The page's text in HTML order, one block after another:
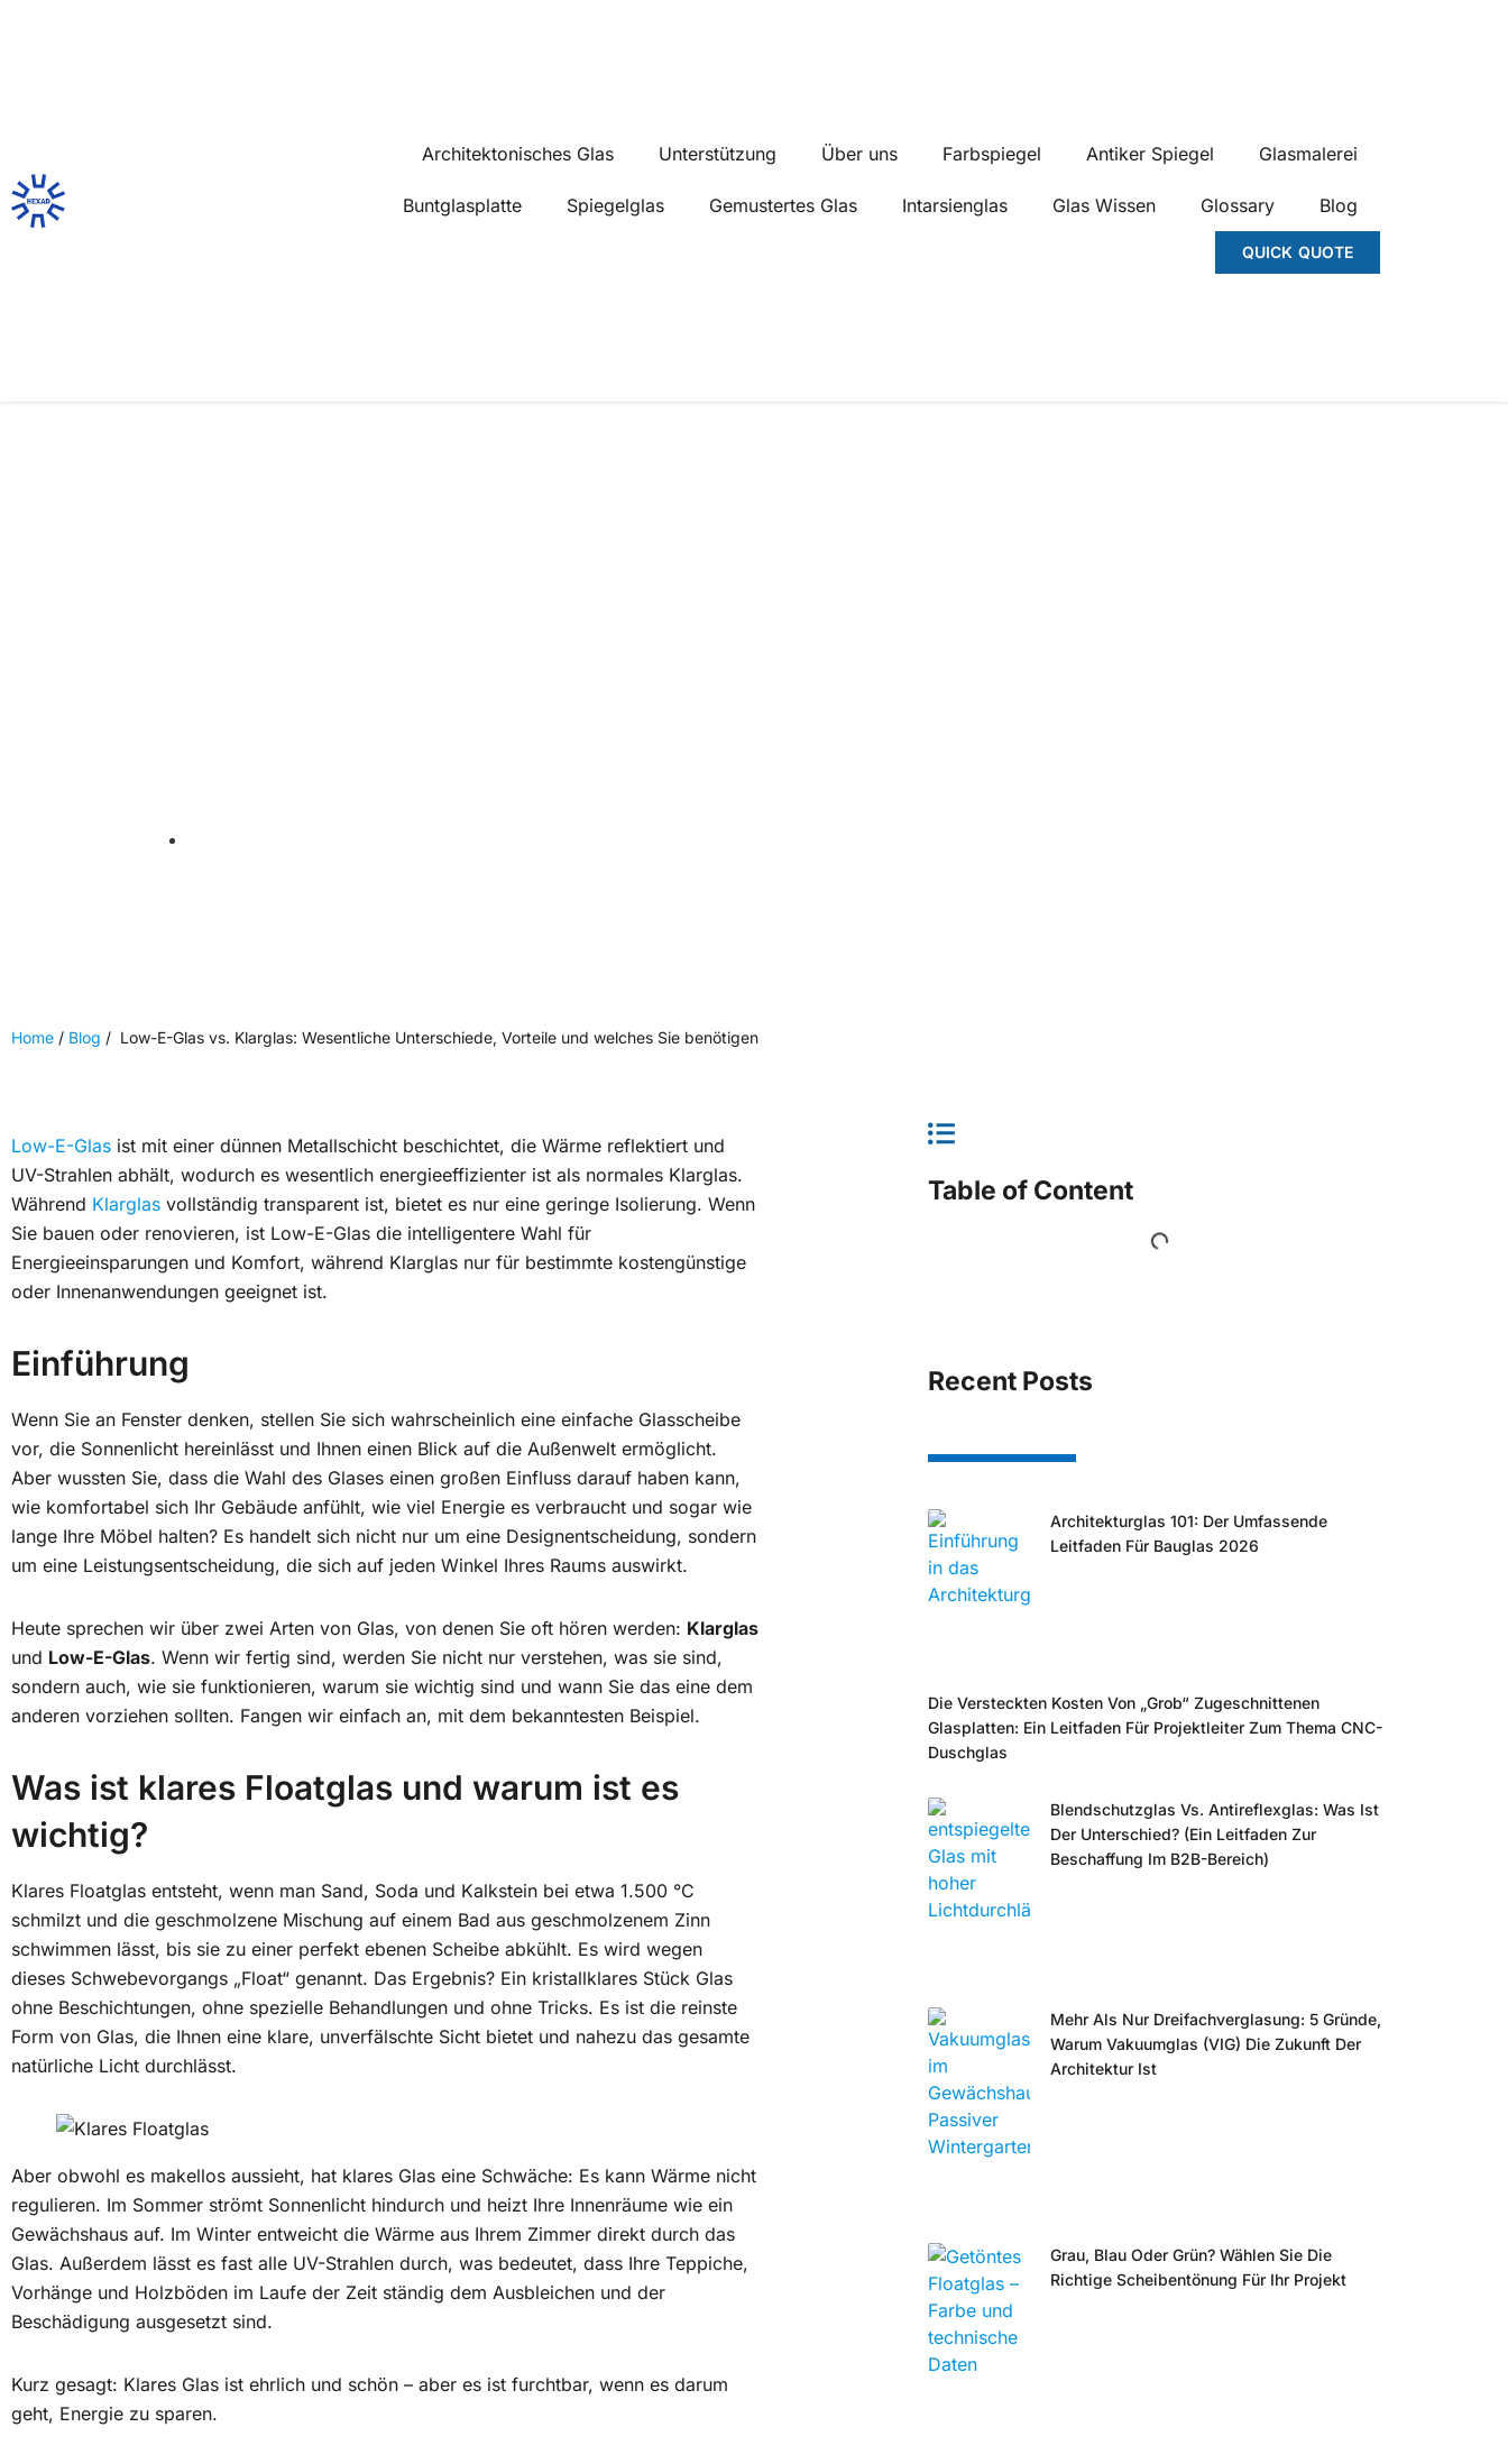
Architektonisches Glas Unterstützung Über uns Farbspiegel Antiker Spiegel Glasmalerei
Buntglasplatte Spiegelglas Gemustertes Glas Intarsienglas Glas Wissen Glossary Blog
QUICK QUOTE
Home / Blog / Low-E-Glas vs. Klarglas: Wesentliche Unterschiede, Vorteile und welches Sie benötigen
Low-E-Glas ist mit einer dünnen Metallschicht beschichtet, die Wärme reflektiert und
UV-Strahlen abhält, wodurch es wesentlich energieeffizienter ist als normales Klarglas.
Während Klarglas vollständig transparent ist, bietet es nur eine geringe Isolierung. Wenn
Sie bauen oder renovieren, ist Low-E-Glas die intelligentere Wahl für
Energieeinsparungen und Komfort, während Klarglas nur für bestimmte kostengünstige
oder Innenanwendungen geeignet ist.
Einführung
Wenn Sie an Fenster denken, stellen Sie sich wahrscheinlich eine einfache Glasscheibe
vor, die Sonnenlicht hereinlässt und Ihnen einen Blick auf die Außenwelt ermöglicht.
Aber wussten Sie, dass die Wahl des Glases einen großen Einfluss darauf haben kann,
wie komfortabel sich Ihr Gebäude anfühlt, wie viel Energie es verbraucht und sogar wie
lange Ihre Möbel halten? Es handelt sich nicht nur um eine Designentscheidung, sondern
um eine Leistungsentscheidung, die sich auf jeden Winkel Ihres Raums auswirkt.
Heute sprechen wir über zwei Arten von Glas, von denen Sie oft hören werden: Klarglas
und Low-E-Glas. Wenn wir fertig sind, werden Sie nicht nur verstehen, was sie sind,
sondern auch, wie sie funktionieren, warum sie wichtig sind und wann Sie das eine dem
anderen vorziehen sollten. Fangen wir einfach an, mit dem bekanntesten Beispiel.
Was ist klares Floatglas und warum ist es
wichtig?
Klares Floatglas entsteht, wenn man Sand, Soda und Kalkstein bei etwa 1.500 °C
schmilzt und die geschmolzene Mischung auf einem Bad aus geschmolzenem Zinn
schwimmen lässt, bis sie zu einer perfekt ebenen Scheibe abkühlt. Es wird wegen
dieses Schwebevorgangs „Float“ genannt. Das Ergebnis? Ein kristallklares Stück Glas
ohne Beschichtungen, ohne spezielle Behandlungen und ohne Tricks. Es ist die reinste
Form von Glas, die Ihnen eine klare, unverfälschte Sicht bietet und nahezu das gesamte
natürliche Licht durchlässt.
Aber obwohl es makellos aussieht, hat klares Glas eine Schwäche: Es kann Wärme nicht
regulieren. Im Sommer strömt Sonnenlicht hindurch und heizt Ihre Innenräume wie ein
Gewächshaus auf. Im Winter entweicht die Wärme aus Ihrem Zimmer direkt durch das
Glas. Außerdem lässt es fast alle UV-Strahlen durch, was bedeutet, dass Ihre Teppiche,
Vorhänge und Holzböden im Laufe der Zeit ständig dem Ausbleichen und der
Beschädigung ausgesetzt sind.
Kurz gesagt: Klares Glas ist ehrlich und schön – aber es ist furchtbar, wenn es darum
geht, Energie zu sparen.
Table of Content
Recent Posts
Architekturglas 101: Der Umfassende
Leitfaden Für Bauglas 2026
Die Versteckten Kosten Von „grob“ Zugeschnittenen
Glasplatten: Ein Leitfaden Für Projektleiter Zum Thema CNC-
Duschglas
Blendschutzglas Vs. Antireflexglas: Was Ist
Der Unterschied? (Ein Leitfaden Zur
Beschaffung Im B2B-Bereich)
Mehr Als Nur Dreifachverglasung: 5 Gründe,
Warum Vakuumglas (VIG) Die Zukunft Der
Architektur Ist
Grau, Blau Oder Grün? Wählen Sie Die
Richtige Scheibentönung Für Ihr Projekt